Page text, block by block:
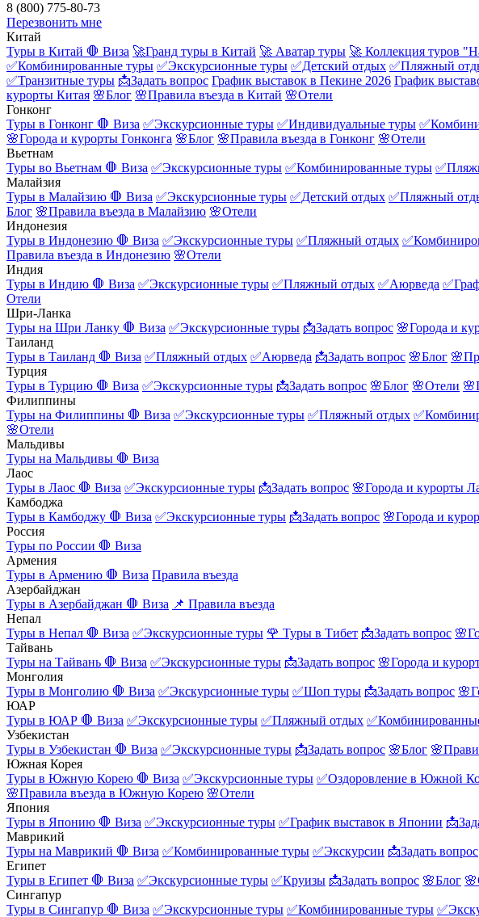
8 (800) 775-80-73
Перезвонить мне
Китай
Туры в Китай 🛑 Виза 🚀Гранд туры в Китай 🚀 Аватар туры 🚀 Коллекция туров
✅Комбинированные туры ✅Экскурсионные туры ✅Детский отдых ✅Пляжный
✅Транзитные туры 📩Задать вопрос График выставок в Пекине 2026 График
курорты Китая 🌸Блог 🌸Правила въезда в Китай 🌸Отели
Гонконг
Туры в Гонконг 🛑 Виза ✅Экскурсионные туры ✅Индивидуальные туры
🌸Города и курорты Гонконга 🌸Блог 🌸Правила въезда в Гонконг 🌸Отели
Вьетнам
Туры во Вьетнам 🛑 Виза ✅Экскурсионные туры ✅Комбинированные туры
Малайзия
Туры в Малайзию 🛑 Виза ✅Экскурсионные туры ✅Детский отдых ✅Пляжный
Блог 🌸Правила въезда в Малайзию 🌸Отели
Индонезия
Туры в Индонезию 🛑 Виза ✅Экскурсионные туры ✅Пляжный отдых
Правила въезда в Индонезию 🌸Отели
Индия
Туры в Индию 🛑 Виза ✅Экскурсионные туры ✅Пляжный отдых ✅Аюрведа
Отели
Шри-Ланка
Туры на Шри Ланку 🛑 Виза ✅Экскурсионные туры 📩Задать вопрос 🌸Города и
Таиланд
Туры в Таиланд 🛑 Виза ✅Пляжный отдых ✅Аюрведа 📩Задать вопрос 🌸Блог
Турция
Туры в Турцию 🛑 Виза ✅Экскурсионные туры 📩Задать вопрос 🌸Блог 🌸Отели
Филиппины
Туры на Филиппины 🛑 Виза ✅Экскурсионные туры ✅Пляжный отдых
🌸Отели
Мальдивы
Туры на Мальдивы 🛑 Виза
Лаос
Туры в Лаос 🛑 Виза ✅Экскурсионные туры 📩Задать вопрос 🌸Города и курорты
Камбоджа
Туры в Камбоджу 🛑 Виза ✅Экскурсионные туры 📩Задать вопрос 🌸Города и
Россия
Туры по России 🛑 Виза
Армения
Туры в Армению 🛑 Виза Правила въезда
Азербайджан
Туры в Азербайджан 🛑 Виза 📌 Правила въезда
Непал
Туры в Непал 🛑 Виза ✅Экскурсионные туры 🌹 Туры в Тибет 📩Задать вопрос
Тайвань
Туры на Тайвань 🛑 Виза ✅Экскурсионные туры 📩Задать вопрос 🌸Города и
Монголия
Туры в Монголию 🛑 Виза ✅Экскурсионные туры ✅Шоп туры 📩Задать вопрос
ЮАР
Туры в ЮАР 🛑 Виза ✅Экскурсионные туры ✅Пляжный отдых
Узбекистан
Туры в Узбекистан 🛑 Виза ✅Экскурсионные туры 📩Задать вопрос 🌸Блог
Южная Корея
Туры в Южную Корею 🛑 Виза ✅Экскурсионные туры ✅Оздоровление в Южной
🌸Правила въезда в Южную Корею 🌸Отели
Япония
Туры в Японию 🛑 Виза ✅Экскурсионные туры ✅График выставок в Японии
Маврикий
Туры на Маврикий 🛑 Виза ✅Комбинированные туры ✅Экскурсии 📩Задать вопрос
Египет
Туры в Египет 🛑 Виза ✅Экскурсионные туры ✅Круизы 📩Задать вопрос 🌸Блог
Сингапур
Туры в Сингапур 🛑 Виза ✅Экскурсионные туры ✅Комбинированные туры